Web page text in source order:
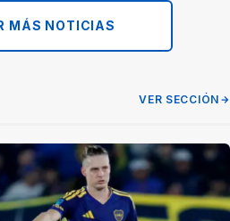
MÁS NOTICIAS
VER SECCIÓN